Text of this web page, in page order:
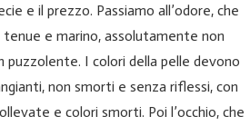
e il prezzo. Passiamo all’odore, che
e marino, assolutamente non
puzzolente. I colori della pelle devono
non smorti e senza riflessi, con
e colori smorti. Poi l’occhio, che